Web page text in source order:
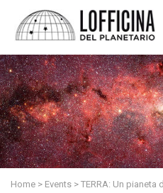
Home > Events > TERRA: Un pianeta